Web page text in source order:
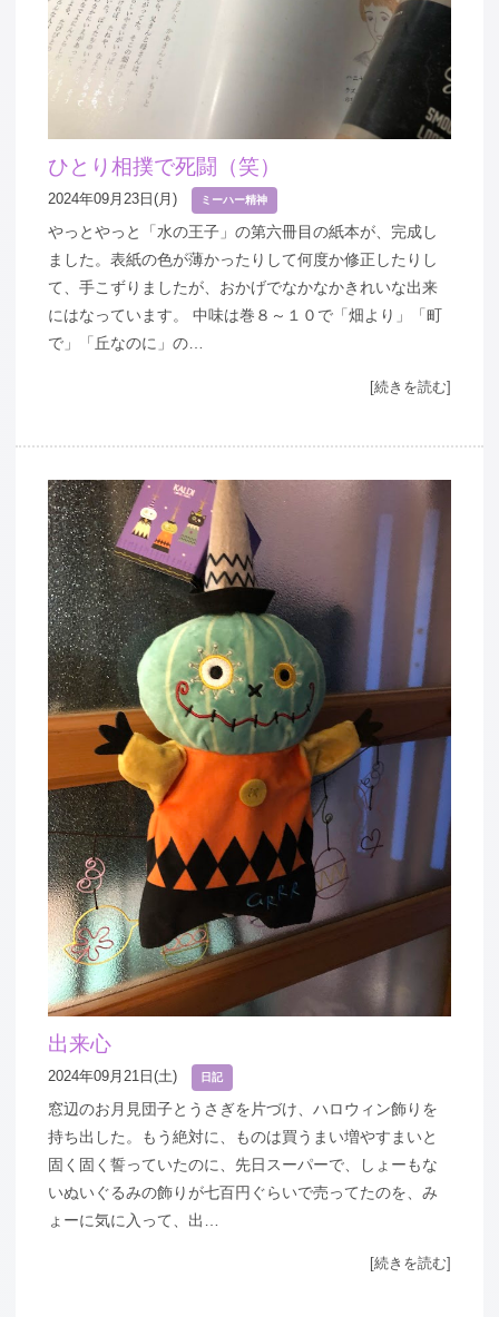
ひとり相撲で死闘（笑）
2024年09月23日(月) ミーハー精神
やっとやっと「水の王子」の第六冊目の紙本が、完成し
ました。表紙の色が薄かったりして何度か修正したりし
て、手こずりましたが、おかげでなかなかきれいな出来
にはなっています。 中味は巻８～１０で「畑より」「町
で」「丘なのに」の…
[続きを読む]
出来心
2024年09月21日(土) 日記
窓辺のお月見団子とうさぎを片づけ、ハロウィン飾りを
持ち出した。もう絶対に、ものは買うまい増やすまいと
固く固く誓っていたのに、先日スーパーで、しょーもな
いぬいぐるみの飾りが七百円ぐらいで売ってたのを、み
ょーに気に入って、出…
[続きを読む]